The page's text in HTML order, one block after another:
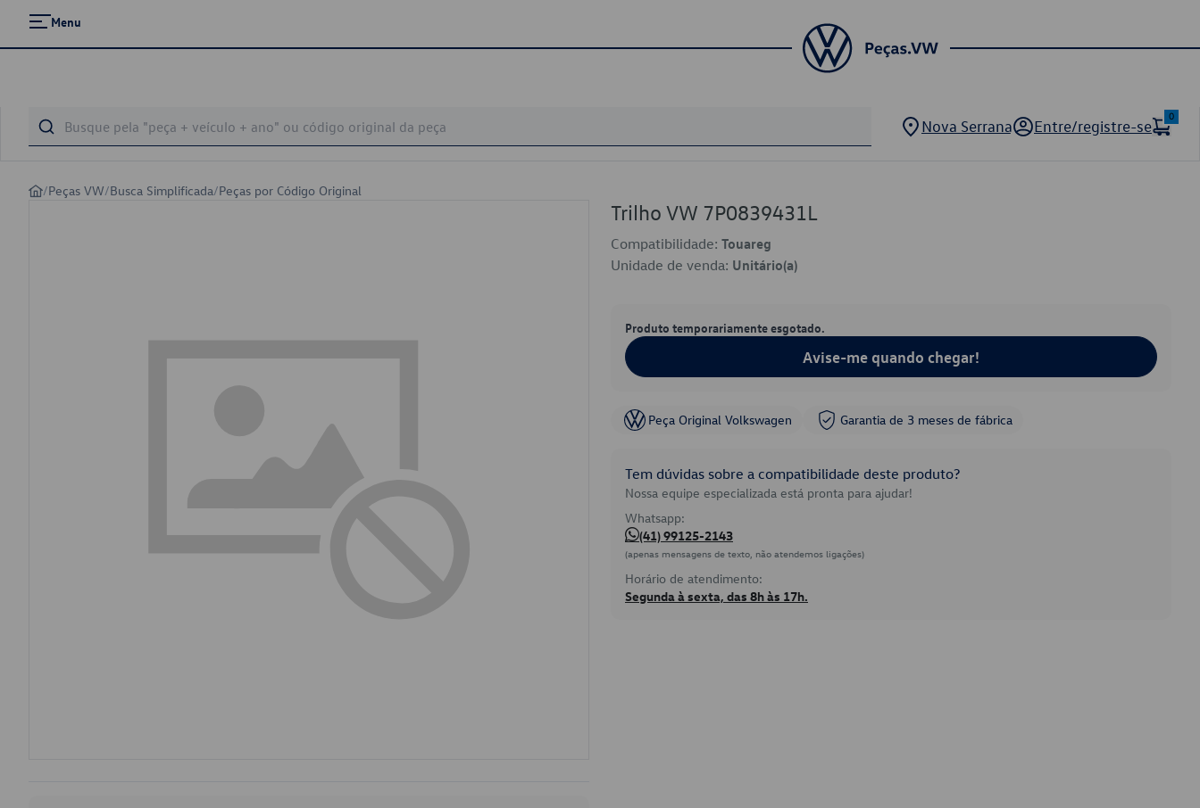
Menu
Nova Serrana Entre/registre-se
0
/Peças VW/Busca Simplificada/Peças por Código Original
Trilho VW 7P0839431L
Compatibilidade: Touareg
Unidade de venda: Unitário(a)
Produto temporariamente esgotado.
Avise-me quando chegar!
Peça Original Volkswagen Garantia de 3 meses de fábrica
Tem dúvidas sobre a compatibilidade deste produto?
Nossa equipe especializada está pronta para ajudar!
Whatsapp:
(41) 99125-2143
(apenas mensagens de texto, não atendemos ligações)
Horário de atendimento:
Segunda à sexta, das 8h às 17h.